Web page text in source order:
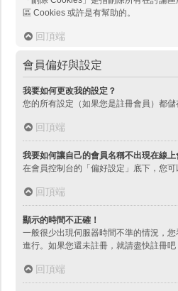
區 Cookies 或許是有幫助的。
回頂端
會員偏好與設定
我要如何更改我的設定？
您的所有設定（如果您是註冊會員）都
回頂端
我要如何讓自己的會員名稱不出現在線上
在會員控制台的「偏好設定」底下，您可
回頂端
顯示的時間不正確！
一般很少出現伺服器時間不準的情況，
進行。如果您還未註冊，就請盡快註冊吧
回頂端